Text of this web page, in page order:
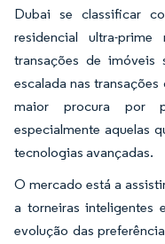
Dubai se classificar
residencial ultra-
transações de imóveis
escalada nas
maior procura por
especialmente aquelas
tecnologias avançadas.
O mercado está a
a torneiras inteligentes
evolução das